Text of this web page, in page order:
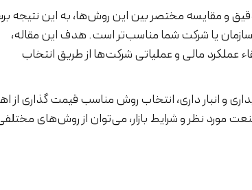
و مقایسه مختصر بین این روش‌ها، به این نتیجه
یا شرکت شما مناسب‌تر است. هدف این مقاله،
عملکرد مالی و عملیاتی شرکت‌ها از طریق انتخاب
و انبار داری، انتخاب روش مناسب قیمت گذاری از
مورد نظر و شرایط بازار، می‌توان از روش‌های